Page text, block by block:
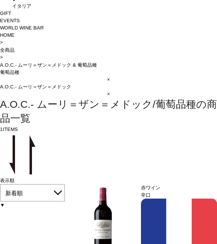
イタリア
GIFT
EVENTS
WORLD WINE BAR
HOME
>
全商品
>
A.O.C.- ムーリ＝ザン＝メドック & 葡萄品種
葡萄品種
×
A.O.C.- ムーリ＝ザン＝メドック
×
A.O.C.- ムーリ＝ザン＝メドック/葡萄品種の商
品一覧
1 ITEMS
表示順
新着順
▼
赤ワイン
辛口